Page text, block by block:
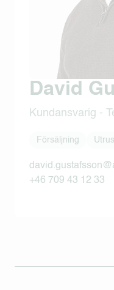
David
Kundansvarig -
Försäljning
+46 709 43 12 33